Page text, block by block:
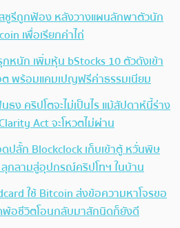
ซูรีถูกฟ้อง หลังวางแผนลักพาตัวนัก
เพื่อเรียกค่าไถ่
กหนัก เพิ่มหุ้น bStocks 10 ตัวดังเข้า
พร้อมแคมเปญฟรีค่าธรรมเนียม
ธง คริปโตจะไม่เป็นไร แม้สัปดาห์นี้ร่าง
Act จะโหวตไม่ผ่าน
ดปลั้ก Blockclock เก็บเข้าตู้ หวั่นพิษ
ลุกลามสู่อุปกรณ์คริปโทฯ ในบ้าน
ใช้ Bitcoin ส่งข้อความหาโจรขอ
พ้อชีวิตโอนกลับมาสักนิดก็ยังดี